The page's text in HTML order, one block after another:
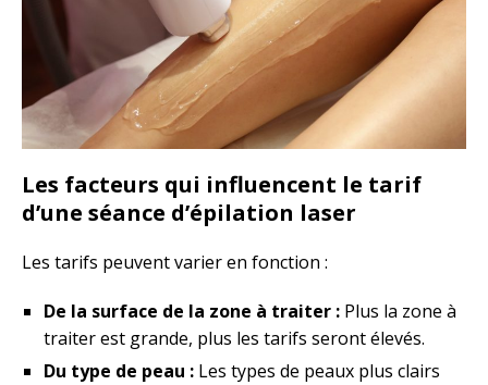
Les facteurs qui influencent le tarif
d’une séance d’épilation laser
Les tarifs peuvent varier en fonction :
De la surface de la zone à traiter : Plus la zone à
traiter est grande, plus les tarifs seront élevés.
Du type de peau : Les types de peaux plus clairs